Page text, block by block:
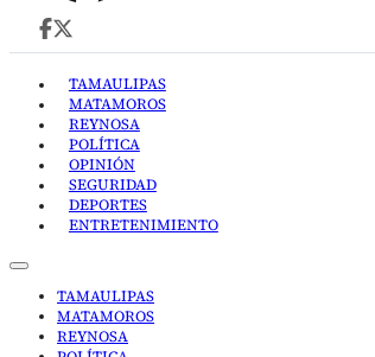
TAMAULIPAS
MATAMOROS
REYNOSA
POLÍTICA
OPINIÓN
SEGURIDAD
DEPORTES
ENTRETENIMIENTO
TAMAULIPAS
MATAMOROS
REYNOSA